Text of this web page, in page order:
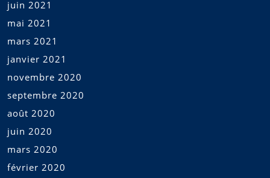
juin 2021
mai 2021
mars 2021
janvier 2021
novembre 2020
septembre 2020
août 2020
juin 2020
mars 2020
février 2020